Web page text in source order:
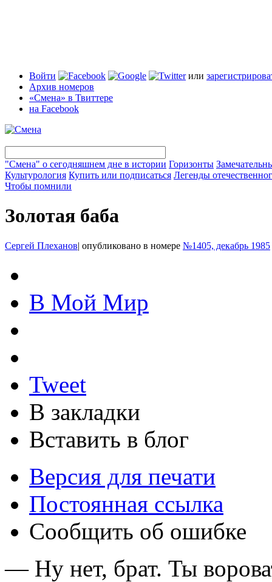
Войти или
Архив номеров
«Смена» в Твиттере
на Facebook
"Смена" о сегодняшнем дне в истории Горизонты
Культурология Купить или подписаться Легенды
Чтобы помнили
Золотая баба
Сергей Плеханов| опубликовано в номере №1405, декабрь 1985
В Мой Мир
Tweet
В закладки
Вставить в блог
Версия для печати
Постоянная ссылка
Сообщить об ошибке
— Ну нет, брат. Ты